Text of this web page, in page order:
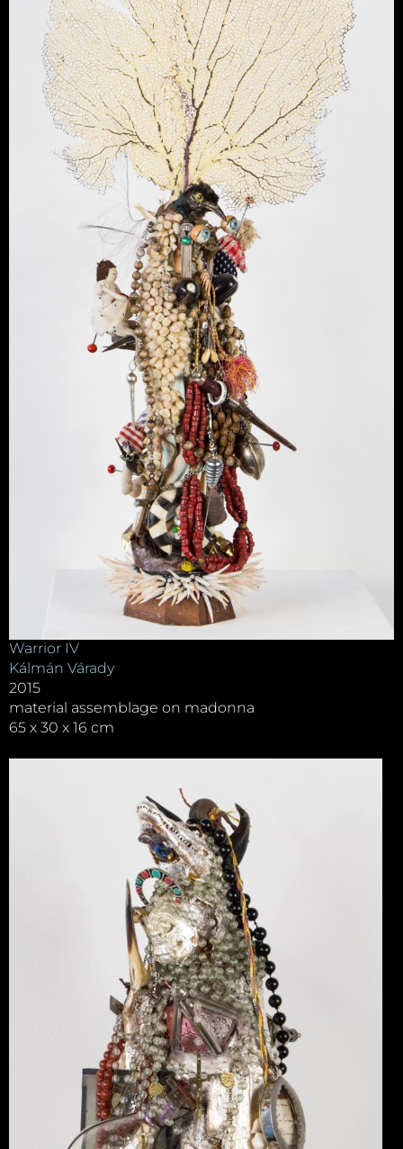
Warrior IV
Kálmán Várady
2015
material assemblage on madonna
65 x 30 x 16 cm